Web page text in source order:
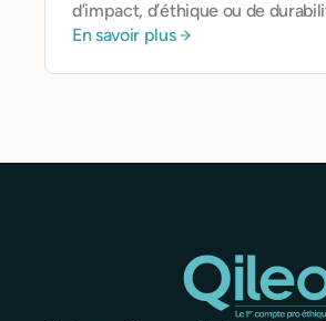
d’impact, d’éthique ou de
aux entreprises de ne pas
En savoir plus